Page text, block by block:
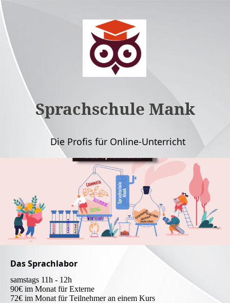
Sprachschule Mank
Die Profis für Online-Unterricht
Das Sprachlabor
samstags 11h - 12h
90€ im Monat für Externe
72€ im Monat für Teilnehmer an einem Kurs